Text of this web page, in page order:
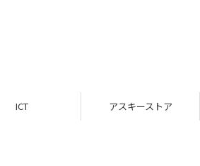
ICT アスキーストア